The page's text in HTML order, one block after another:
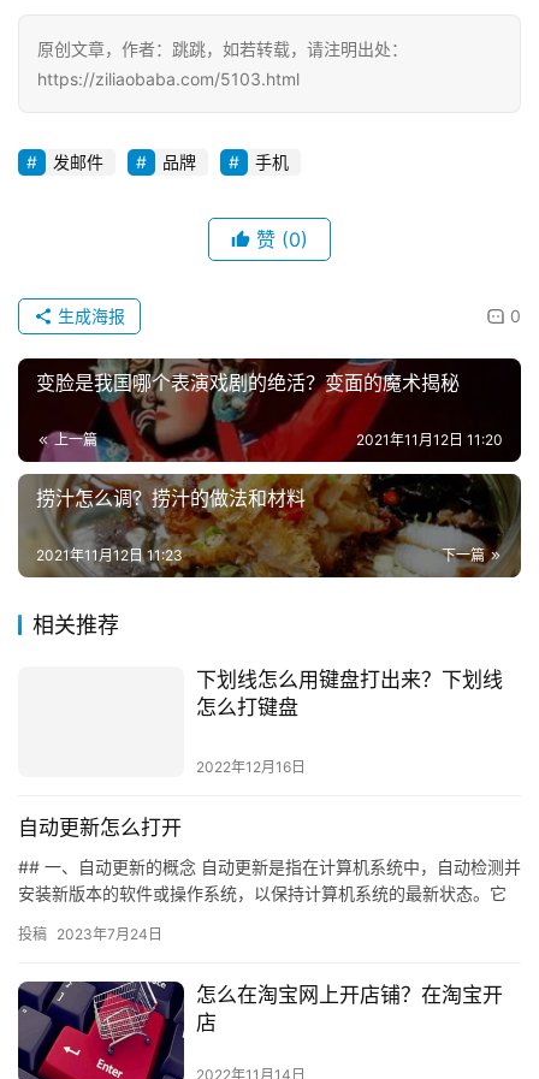
原创文章，作者：跳跳，如若转载，请注明出处：
https://ziliaobaba.com/5103.html
发邮件 品牌 手机
赞 (0)
0
生成海报
变脸是我国哪个表演戏剧的绝活？变面的魔术揭秘
上一篇 2021年11月12日 11:20
捞汁怎么调？捞汁的做法和材料
下一篇
2021年11月12日 11:23
相关推荐
下划线怎么用键盘打出来？下划线
怎么打键盘
2022年12月16日
自动更新怎么打开
## 一、自动更新的概念 自动更新是指在计算机系统中，自动检测并
安装新版本的软件或操作系统，以保持计算机系统的最新状态。它
投稿 2023年7月24日
怎么在淘宝网上开店铺？在淘宝开
店
2022年11月14日